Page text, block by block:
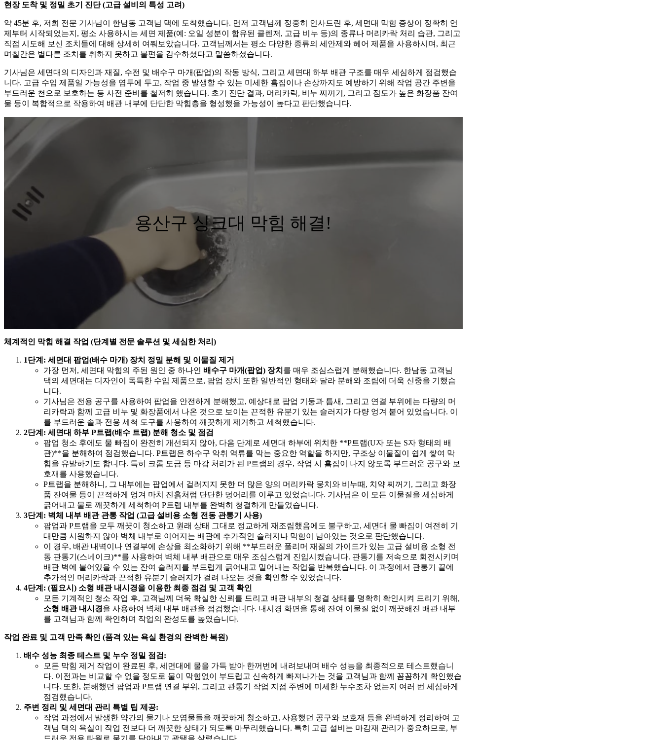
현장 도착 및 정밀 초기 진단 (고급 설비의 특성 고려)
약 45분 후, 저희 전문 기사님이 한남동 고객님 댁에 도착했습니다. 먼저 고객님께 정중히 인사드린 후, 세면대 막힘 증상이 정확히 언
제부터 시작되었는지, 평소 사용하시는 세면 제품(예: 오일 성분이 함유된 클렌저, 고급 비누 등)의 종류나 머리카락 처리 습관, 그리고
직접 시도해 보신 조치들에 대해 상세히 여쭤보았습니다. 고객님께서는 평소 다양한 종류의 세안제와 헤어 제품을 사용하시며, 최근
며칠간은 별다른 조치를 취하지 못하고 불편을 감수하셨다고 말씀하셨습니다.
기사님은 세면대의 디자인과 재질, 수전 및 배수구 마개(팝업)의 작동 방식, 그리고 세면대 하부 배관 구조를 매우 세심하게 점검했습
니다. 고급 수입 제품일 가능성을 염두에 두고, 작업 중 발생할 수 있는 미세한 흠집이나 손상까지도 예방하기 위해 작업 공간 주변을
부드러운 천으로 보호하는 등 사전 준비를 철저히 했습니다. 초기 진단 결과, 머리카락, 비누 찌꺼기, 그리고 점도가 높은 화장품 잔여
물 등이 복합적으로 작용하여 배관 내부에 단단한 막힘층을 형성했을 가능성이 높다고 판단했습니다.
용산구 싱크대 막힘 해결!
체계적인 막힘 해결 작업 (단계별 전문 솔루션 및 세심한 처리)
1단계: 세면대 팝업(배수 마개) 장치 정밀 분해 및 이물질 제거
가장 먼저, 세면대 막힘의 주된 원인 중 하나인 배수구 마개(팝업) 장치 를 매우 조심스럽게 분해했습니다. 한남동 고객님
댁의 세면대는 디자인이 독특한 수입 제품으로, 팝업 장치 또한 일반적인 형태와 달라 분해와 조립에 더욱 신중을 기했습
니다.
기사님은 전용 공구를 사용하여 팝업을 안전하게 분해했고, 예상대로 팝업 기둥과 틈새, 그리고 연결 부위에는 다량의 머
리카락과 함께 고급 비누 및 화장품에서 나온 것으로 보이는 끈적한 유분기 있는 슬러지가 다량 엉겨 붙어 있었습니다. 이
를 부드러운 솔과 전용 세척 도구를 사용하여 깨끗하게 제거하고 세척했습니다.
2단계: 세면대 하부 P트랩(배수 트랩) 분해 청소 및 점검
팝업 청소 후에도 물 빠짐이 완전히 개선되지 않아, 다음 단계로 세면대 하부에 위치한 **P트랩(U자 또는 S자 형태의 배
관)**을 분해하여 점검했습니다. P트랩은 하수구 악취 역류를 막는 중요한 역할을 하지만, 구조상 이물질이 쉽게 쌓여 막
힘을 유발하기도 합니다. 특히 크롬 도금 등 마감 처리가 된 P트랩의 경우, 작업 시 흠집이 나지 않도록 부드러운 공구와 보
호재를 사용했습니다.
P트랩을 분해하니, 그 내부에는 팝업에서 걸러지지 못한 더 많은 양의 머리카락 뭉치와 비누때, 치약 찌꺼기, 그리고 화장
품 잔여물 등이 끈적하게 엉겨 마치 진흙처럼 단단한 덩어리를 이루고 있었습니다. 기사님은 이 모든 이물질을 세심하게
긁어내고 물로 깨끗하게 세척하여 P트랩 내부를 완벽히 청결하게 만들었습니다.
3단계: 벽체 내부 배관 관통 작업 (고급 설비용 소형 전동 관통기 사용)
팝업과 P트랩을 모두 깨끗이 청소하고 원래 상태 그대로 정교하게 재조립했음에도 불구하고, 세면대 물 빠짐이 여전히 기
대만큼 시원하지 않아 벽체 내부로 이어지는 배관에 추가적인 슬러지나 막힘이 남아있는 것으로 판단했습니다.
이 경우, 배관 내벽이나 연결부에 손상을 최소화하기 위해 **부드러운 폴리머 재질의 가이드가 있는 고급 설비용 소형 전
동 관통기(스네이크)**를 사용하여 벽체 내부 배관으로 매우 조심스럽게 진입시켰습니다. 관통기를 저속으로 회전시키며
배관 벽에 붙어있을 수 있는 잔여 슬러지를 부드럽게 긁어내고 밀어내는 작업을 반복했습니다. 이 과정에서 관통기 끝에
추가적인 머리카락과 끈적한 유분기 슬러지가 걸려 나오는 것을 확인할 수 있었습니다.
4단계: (필요시) 소형 배관 내시경을 이용한 최종 점검 및 고객 확인
모든 기계적인 청소 작업 후, 고객님께 더욱 확실한 신뢰를 드리고 배관 내부의 청결 상태를 명확히 확인시켜 드리기 위해,
소형 배관 내시경을 사용하여 벽체 내부 배관을 점검했습니다. 내시경 화면을 통해 잔여 이물질 없이 깨끗해진 배관 내부
를 고객님과 함께 확인하며 작업의 완성도를 높였습니다.
작업 완료 및 고객 만족 확인 (품격 있는 욕실 환경의 완벽한 복원)
배수 성능 최종 테스트 및 누수 정밀 점검:
모든 막힘 제거 작업이 완료된 후, 세면대에 물을 가득 받아 한꺼번에 내려보내며 배수 성능을 최종적으로 테스트했습니
다. 이전과는 비교할 수 없을 정도로 물이 막힘없이 부드럽고 신속하게 빠져나가는 것을 고객님과 함께 꼼꼼하게 확인했습
니다. 또한, 분해했던 팝업과 P트랩 연결 부위, 그리고 관통기 작업 지점 주변에 미세한 누수조차 없는지 여러 번 세심하게
점검했습니다.
주변 정리 및 세면대 관리 특별 팁 제공:
작업 과정에서 발생한 약간의 물기나 오염물들을 깨끗하게 청소하고, 사용했던 공구와 보호재 등을 완벽하게 정리하여 고
객님 댁의 욕실이 작업 전보다 더 깨끗한 상태가 되도록 마무리했습니다. 특히 고급 설비는 마감재 관리가 중요하므로, 부